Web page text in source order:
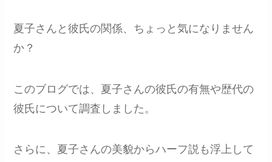
夏子さんと彼氏の関係、ちょっと気になりません
か？
このブログでは、夏子さんの彼氏の有無や歴代の
彼氏について調査しました。
さらに、夏子さんの美貌からハーフ説も浮上して